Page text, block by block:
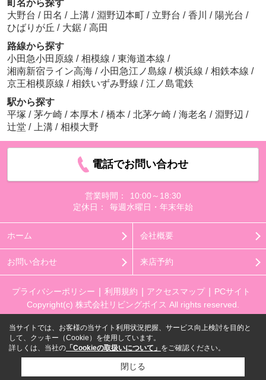
町名から探す
大野台 / 田名 / 上溝 / 淵野辺本町 / 立野台 / 香川 / 陽光台 /
ひばりが丘 / 大鋸 / 高田
路線から探す
小田急小田原線 / 相模線 / 東海道本線 /
湘南新宿ライン高海 / 小田急江ノ島線 / 横浜線 / 相鉄本線 /
京王相模原線 / 相鉄いずみ野線 / 江ノ島電鉄
駅から探す
平塚 / 茅ケ崎 / 本厚木 / 橋本 / 北茅ケ崎 / 海老名 / 淵野辺 /
辻堂 / 上溝 / 相模大野
電話でお問い合わせ
営業時間：
10:00～18:30
定休日：
毎週水曜日・年末年始
ホーム 会社概要
お問い合わせ 来店予約
プライバシーポリシー 利用規約 アクセスマップ
PCサイト
Copyright(c) 株式会社リビングボイス All rights reserved.
当サイトでは、お客様の当サイト利用状況把握、サービス向上検討を目的と
して、クッキー（Cookie）を使用しています。
詳しくは、当社の 「Cookieの取扱いについて」 をご確認ください。
閉じる